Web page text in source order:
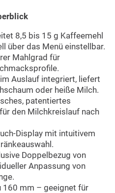
8,5 bis 15 g Kaffeemehl
über das Menü einstellbar.
Mahlgrad für
Auslauf integriert, liefert
oder heiße Milch.
patentiertes
den Milchkreislauf nach
Display mit intuitivem
Doppelbezug von
Anpassung von
160 mm – geeignet für